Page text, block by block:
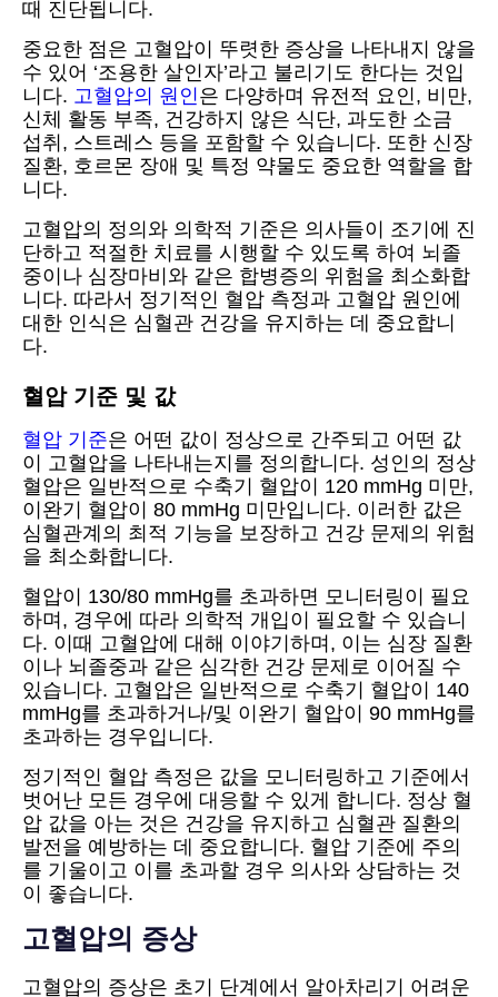
때 진단됩니다.
중요한 점은 고혈압이 뚜렷한 증상을 나타내지 않을
수 있어 ‘조용한 살인자’라고 불리기도 한다는 것입
니다. 고혈압의 원인은 다양하며 유전적 요인, 비만,
신체 활동 부족, 건강하지 않은 식단, 과도한 소금
섭취, 스트레스 등을 포함할 수 있습니다. 또한 신장
질환, 호르몬 장애 및 특정 약물도 중요한 역할을 합
니다.
고혈압의 정의와 의학적 기준은 의사들이 조기에 진
단하고 적절한 치료를 시행할 수 있도록 하여 뇌졸
중이나 심장마비와 같은 합병증의 위험을 최소화합
니다. 따라서 정기적인 혈압 측정과 고혈압 원인에
대한 인식은 심혈관 건강을 유지하는 데 중요합니
다.
혈압 기준 및 값
혈압 기준은 어떤 값이 정상으로 간주되고 어떤 값
이 고혈압을 나타내는지를 정의합니다. 성인의 정상
혈압은 일반적으로 수축기 혈압이 120 mmHg 미만,
이완기 혈압이 80 mmHg 미만입니다. 이러한 값은
심혈관계의 최적 기능을 보장하고 건강 문제의 위험
을 최소화합니다.
혈압이 130/80 mmHg를 초과하면 모니터링이 필요
하며, 경우에 따라 의학적 개입이 필요할 수 있습니
다. 이때 고혈압에 대해 이야기하며, 이는 심장 질환
이나 뇌졸중과 같은 심각한 건강 문제로 이어질 수
있습니다. 고혈압은 일반적으로 수축기 혈압이 140
mmHg를 초과하거나/및 이완기 혈압이 90 mmHg를
초과하는 경우입니다.
정기적인 혈압 측정은 값을 모니터링하고 기준에서
벗어난 모든 경우에 대응할 수 있게 합니다. 정상 혈
압 값을 아는 것은 건강을 유지하고 심혈관 질환의
발전을 예방하는 데 중요합니다. 혈압 기준에 주의
를 기울이고 이를 초과할 경우 의사와 상담하는 것
이 좋습니다.
고혈압의 증상
고혈압의 증상은 초기 단계에서 알아차리기 어려운